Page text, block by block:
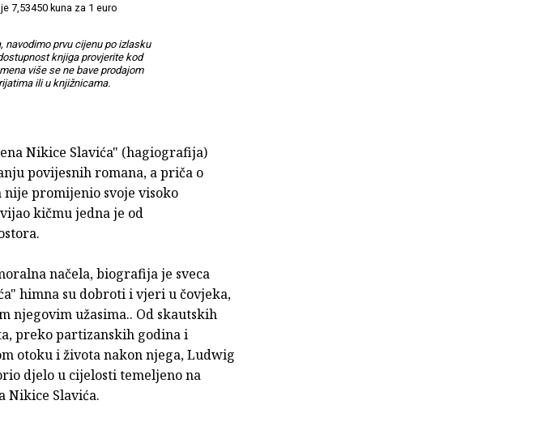
7,53450 kuna za 1 euro
navodimo prvu cijenu po izlasku
knjiga provjerite kod
više se ne bave prodajom
ili u knjižnicama.
Nikice Slavića" (hagiografija)
povijesnih romana, a priča o
promijenio svoje visoko
kičmu jedna je od
načela, biografija je sveca
himna su dobroti i vjeri u čovjeka,
njegovim užasima.. Od skautskih
preko partizanskih godina i
otoku i života nakon njega, Ludwig
djelo u cijelosti temeljeno na
Nikice Slavića.